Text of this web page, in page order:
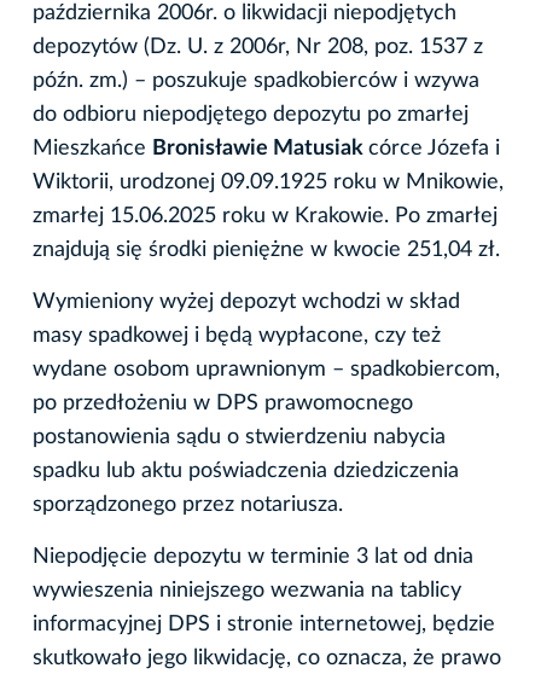
października 2006r. o likwidacji niepodjętych
depozytów (Dz. U. z 2006r, Nr 208, poz. 1537 z
późn. zm.) – poszukuje spadkobierców i wzywa
do odbioru niepodjętego depozytu po zmarłej
Mieszkańce Bronisławie Matusiak córce Józefa i
Wiktorii, urodzonej 09.09.1925 roku w Mnikowie,
zmarłej 15.06.2025 roku w Krakowie. Po zmarłej
znajdują się środki pieniężne w kwocie 251,04 zł.
Wymieniony wyżej depozyt wchodzi w skład
masy spadkowej i będą wypłacone, czy też
wydane osobom uprawnionym – spadkobiercom,
po przedłożeniu w DPS prawomocnego
postanowienia sądu o stwierdzeniu nabycia
spadku lub aktu poświadczenia dziedziczenia
sporządzonego przez notariusza.
Niepodjęcie depozytu w terminie 3 lat od dnia
wywieszenia niniejszego wezwania na tablicy
informacyjnej DPS i stronie internetowej, będzie
skutkowało jego likwidację, co oznacza, że prawo